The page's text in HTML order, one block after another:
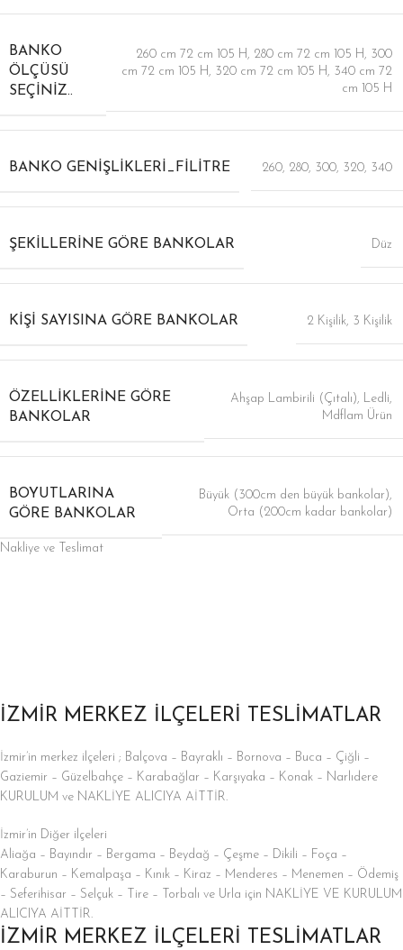
BANKO
ÖLÇÜSÜ
SEÇINIZ..
260 cm 72 cm 105 H , 280 cm 72 cm 105 H , 300
cm 72 cm 105 H , 320 cm 72 cm 105 H , 340 cm 72
cm 105 H
BANKO GENIŞLIKLERI_FILITRE 260, 280, 300, 320, 340
ŞEKILLERINE GÖRE BANKOLAR Düz
KIŞI SAYISINA GÖRE BANKOLAR 2 Kişilik, 3 Kişilik
ÖZELLIKLERINE GÖRE
BANKOLAR
Ahşap Lambirili (Çıtalı), Ledli,
Mdflam Ürün
BOYUTLARINA
GÖRE BANKOLAR
Büyük (300cm den büyük bankolar),
Orta (200cm kadar bankolar)
Nakliye ve Teslimat
İZMİR MERKEZ İLÇELERİ TESLİMATLAR
İzmir’in merkez ilçeleri ; Balçova – Bayraklı – Bornova – Buca – Çiğli –
Gaziemir – Güzelbahçe – Karabağlar – Karşıyaka – Konak – Narlıdere
KURULUM ve NAKLİYE ALICIYA AİTTİR.
İzmir’in Diğer ilçeleri
Aliağa – Bayındır – Bergama – Beydağ – Çeşme – Dikili – Foça –
Karaburun – Kemalpaşa – Kınık – Kiraz – Menderes – Menemen – Ödemiş
– Seferihisar – Selçuk – Tire – Torbalı ve Urla için NAKLİYE VE KURULUM
ALICIYA AİTTİR.
İZMİR MERKEZ İLÇELERİ TESLİMATLAR